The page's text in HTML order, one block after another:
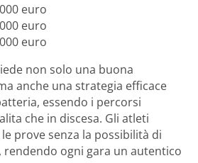
euro
euro
euro
non solo una buona
anche una strategia efficace
essendo i percorsi
che in discesa. Gli atleti
prove senza la possibilità di
ogni gara un autentico